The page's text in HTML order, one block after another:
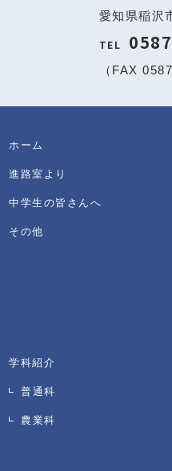
愛知県稲沢
TEL
（FAX
ホーム
進路室より
中学生の皆さんへ
その他
学科紹介
普通科
農業科